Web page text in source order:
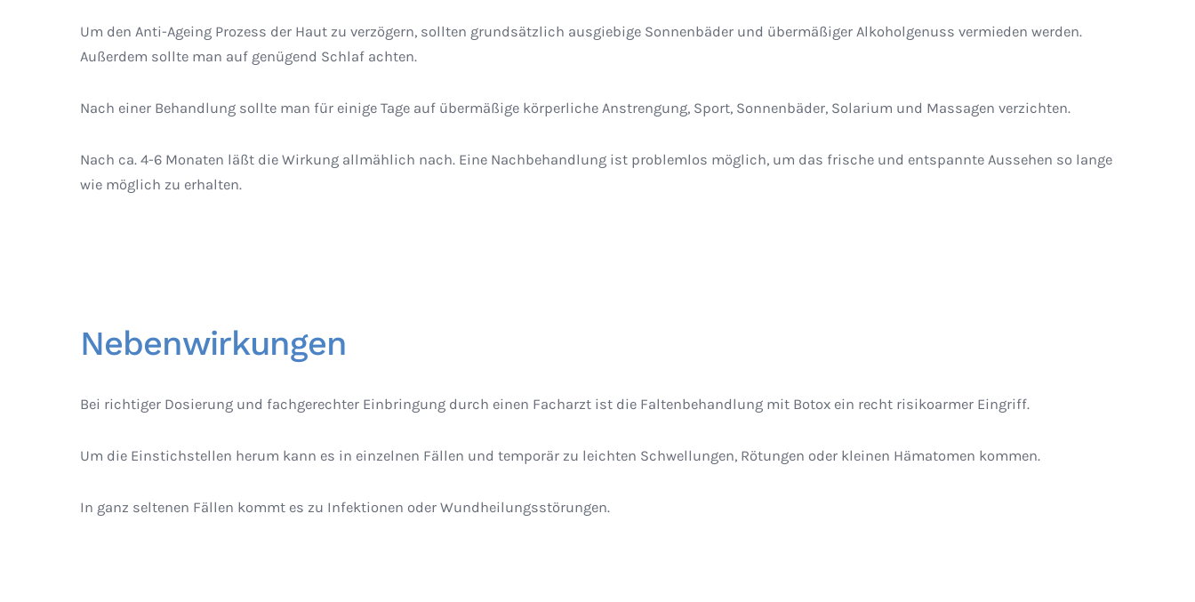
Um den Anti-Ageing Prozess der Haut zu verzögern, sollten grundsätzlich ausgiebige Sonnenbäder und übermäßiger Alkoholgenuss vermieden werden.
Außerdem sollte man auf genügend Schlaf achten.
Nach einer Behandlung sollte man für einige Tage auf übermäßige körperliche Anstrengung, Sport, Sonnenbäder, Solarium und Massagen verzichten.
Nach ca. 4-6 Monaten läßt die Wirkung allmählich nach. Eine Nachbehandlung ist problemlos möglich, um das frische und entspannte Aussehen so lange
wie möglich zu erhalten.
Nebenwirkungen
Bei richtiger Dosierung und fachgerechter Einbringung durch einen Facharzt ist die Faltenbehandlung mit Botox ein recht risikoarmer Eingriff.
Um die Einstichstellen herum kann es in einzelnen Fällen und temporär zu leichten Schwellungen, Rötungen oder kleinen Hämatomen kommen.
In ganz seltenen Fällen kommt es zu Infektionen oder Wundheilungsstörungen.